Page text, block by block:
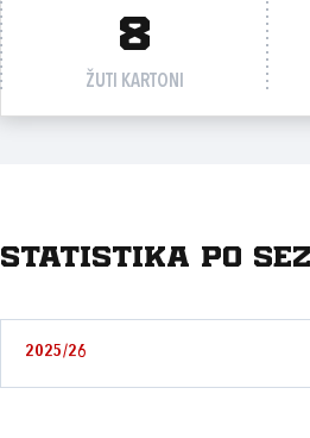
8
ŽUTI KARTONI
Statistika po
2025/26